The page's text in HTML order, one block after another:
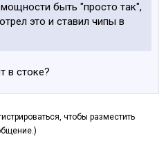
быть "просто так",
это и ставил чипы в
в стоке?
чтобы разместить